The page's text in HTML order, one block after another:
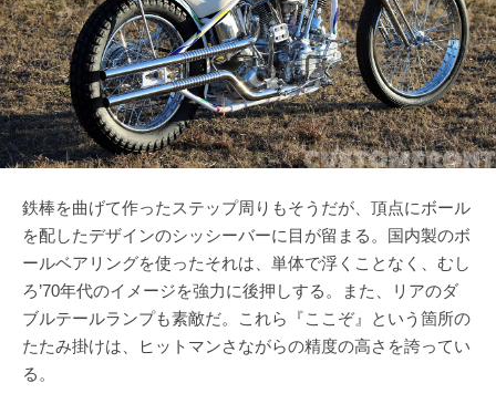
鉄棒を曲げて作ったステップ周りもそうだが、頂点にボール
を配したデザインのシッシーバーに目が留まる。国内製のボ
ールベアリングを使ったそれは、単体で浮くことなく、むし
ろ’70年代のイメージを強力に後押しする。また、リアのダ
ブルテールランプも素敵だ。これら『ここぞ』という箇所の
たたみ掛けは、ヒットマンさながらの精度の高さを誇ってい
る。